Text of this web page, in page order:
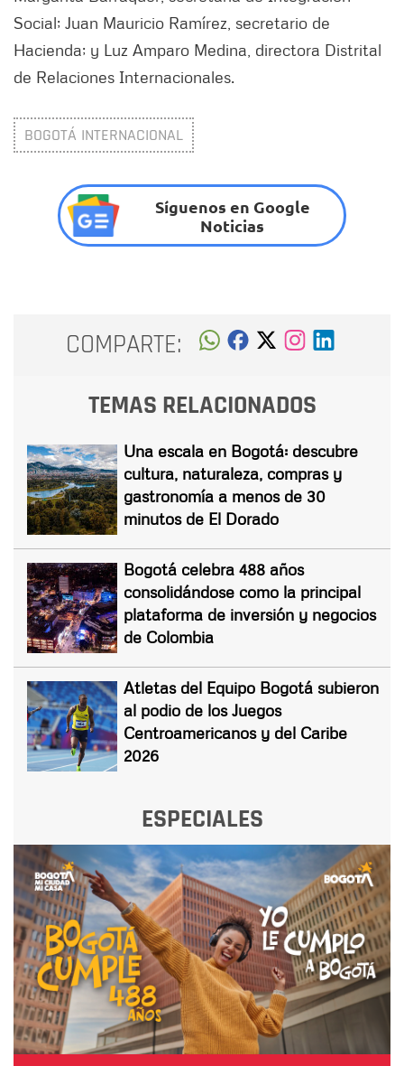
Social; Juan Mauricio Ramírez, secretario de
Hacienda; y Luz Amparo Medina, directora Distrital
de Relaciones Internacionales.
BOGOTÁ INTERNACIONAL
Síguenos en Google
Noticias
COMPARTE:
TEMAS RELACIONADOS
Una escala en Bogotá: descubre
cultura, naturaleza, compras y
gastronomía a menos de 30
minutos de El Dorado
Bogotá celebra 488 años
consolidándose como la principal
plataforma de inversión y negocios
de Colombia
Atletas del Equipo Bogotá subieron
al podio de los Juegos
Centroamericanos y del Caribe
2026
ESPECIALES